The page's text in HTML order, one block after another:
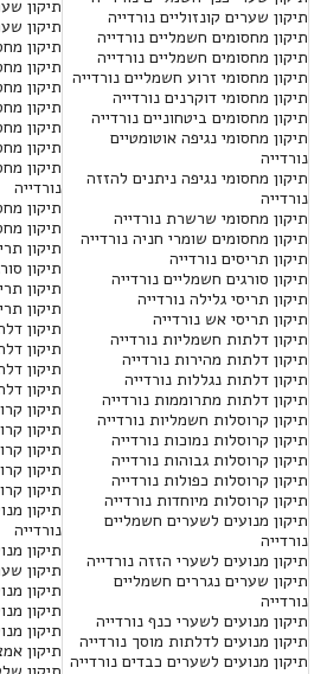
תיקון שערים קונזוליים נורדייה
תיקון מחסומים חשמליים נורדייה
תיקון מחסומים חשמליים נורדייה
תיקון מחסומי זרוע חשמליים נורדייה
תיקון מחסומי דוקרנים נורדייה
תיקון מחסומים ביטחוניים נורדייה
תיקון מחסומי נגיפה אוטומטיים
נורדייה
תיקון מחסומי נגיפה ניתנים להזזה
נורדייה
תיקון מחסומי שרשרת נורדייה
תיקון מחסומים שומרי חניה נורדייה
תיקון תריסים נורדייה
תיקון סורגים חשמליים נורדייה
תיקון תריסי גלילה נורדייה
תיקון תריסי אש נורדייה
תיקון דלתות חשמליות נורדייה
תיקון דלתות מהירות נורדייה
תיקון דלתות נגללות נורדייה
תיקון דלתות מתרוממות נורדייה
תיקון קרוסלות חשמליות נורדייה
תיקון קרוסלות נמוכות נורדייה
תיקון קרוסלות גבוהות נורדייה
תיקון קרוסלות כפולות נורדייה
תיקון קרוסלות מיוחדות נורדייה
תיקון מנועים לשערים חשמליים
נורדייה
תיקון מנועים לשערי הזזה נורדייה
תיקון שערים נגררים חשמליים
נורדייה
תיקון מנועים לשערי כנף נורדייה
תיקון מנועים לדלתות מוסך נורדייה
תיקון מנועים לשערים כבדים נורדייה
תיקון
תיקון
תיקון
תיקון
תיקון
תיקון
תיקון
תיקון
תיקון
נורדייה
תיקון
תיקון
תיקון
תיקון
תיקון
תיקון
תיקון
תיקון
תיקון
תיקון
תיקון
תיקון
תיקון
תיקון
תיקון
תיקון
נורדייה
תיקון
תיקון
תיקון
תיקון
תיקון
תיקון